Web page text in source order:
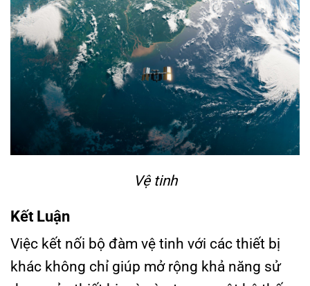
Vệ tinh
Kết Luận
Việc kết nối bộ đàm vệ tinh với các thiết bị
khác không chỉ giúp mở rộng khả năng sử